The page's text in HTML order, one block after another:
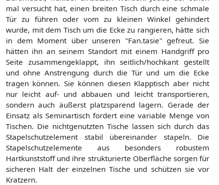
mal versucht hat, einen breiten Tisch durch eine schmale
Tür zu führen oder vom zu kleinen Winkel gehindert
wurde, mit dem Tisch um die Ecke zu rangieren, hätte sich
in dem Moment über unseren "Fan.tasie" gefreut. Sie
hätten ihn an seinem Standort mit einem Handgriff pro
Seite zusammengeklappt, ihn seitlich/hochkant gestellt
und ohne Anstrengung durch die Tür und um die Ecke
tragen können. Sie können diesen Klapptisch aber nicht
nur leicht auf- und abbauen und leicht transportieren,
sondern auch äußerst platzsparend lagern. Gerade der
Einsatz als Seminartisch fordert eine variable Menge von
Tischen. Die nichtgenutzten Tische lassen sich durch das
Stapelschutzelement stabil übereinander stapeln. Die
Stapelschutzelemente aus besonders robustem
Hartkunststoff und ihre strukturierte Oberfläche sorgen für
sicheren Halt der einzelnen Tische und schützen sie vor
Kratzern.